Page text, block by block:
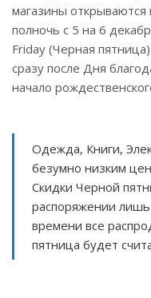
магазины
полночь с 5 на 6
Friday (Черная
сразу после Дня
начало
Одежда, Книги,
безумно низким
Скидки Черной
распоряжении
времени все
пятница будет